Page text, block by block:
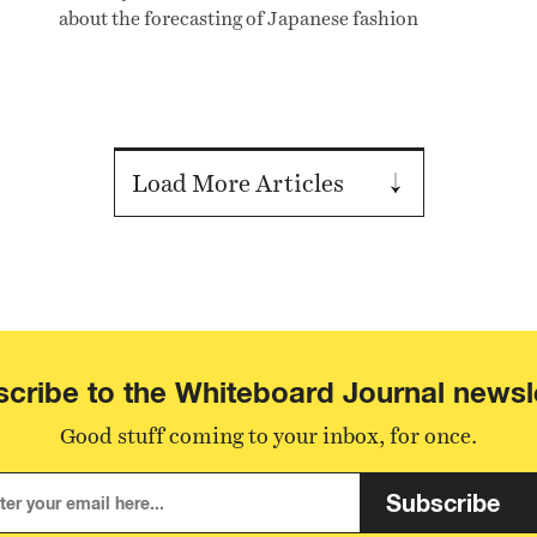
about the forecasting of Japanese fashion
Load More Articles
to the Whiteboard Journal
Good stuff coming to your inbox, for once.
Subscribe